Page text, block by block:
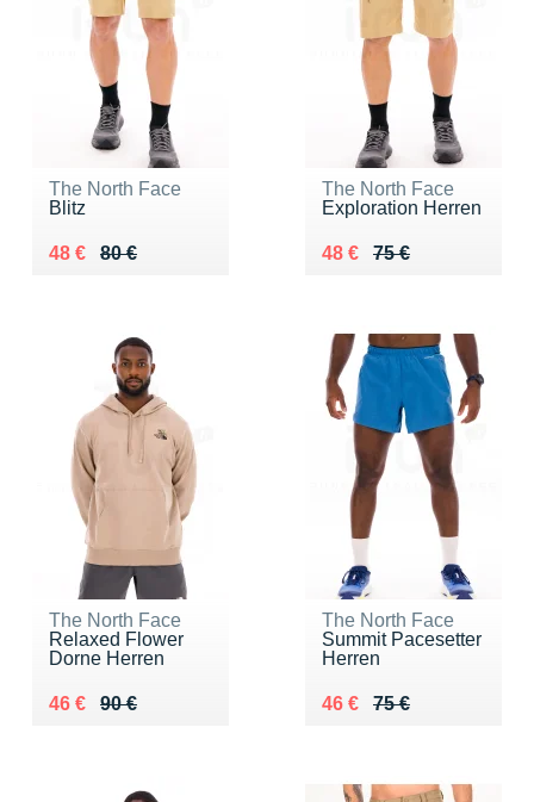
The North Face
Blitz
80 €
Au lieu de 80 €
48 €
Vendu 48 €
The North Face
Exploration Herren
75 €
Au lieu de 75 €
48 €
Vendu 48 €
The North Face
Relaxed Flower
Dorne Herren
90 €
Au lieu de 90 €
46 €
Vendu 46 €
The North Face
Summit Pacesetter
Herren
75 €
Au lieu de 75 €
46 €
Vendu 46 €